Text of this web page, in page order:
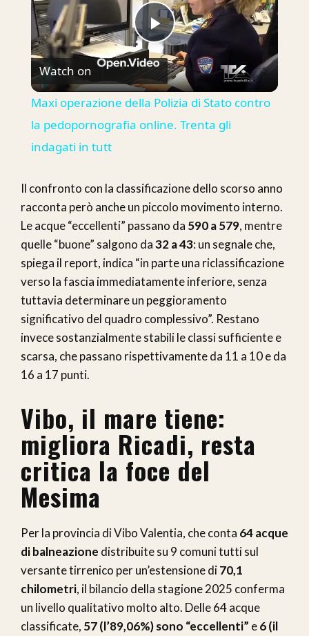
Play
Video
Watch on
Maxi operazione della Polizia di Stato contro
la pedopornografia online. Trenta gli
indagati in tutt
Il confronto con la classificazione dello scorso anno
racconta però anche un piccolo movimento interno.
Le acque “eccellenti” passano da 590 a 579, mentre
quelle “buone” salgono da32 a 43: un segnale che,
spiega il report, indica “in parte una riclassificazione
verso la fascia immediatamente inferiore, senza
tuttavia determinare un peggioramento
significativo del quadro complessivo”. Restano
invece sostanzialmente stabili le classi sufficiente e
scarsa, che passano rispettivamente da 11 a 10 e da
16 a 17 punti.
Vibo, il mare tiene:
migliora Ricadi, resta
critica la foce del
Mesima
Per la provincia di Vibo Valentia, che conta 64 acque
di balneazione distribuite su 9 comuni tutti sul
versante tirrenico per un’estensione di70,1
chilometri, il bilancio della stagione 2025 conferma
un livello qualitativo molto alto. Delle 64 acque
classificate, 57 (l’89,06%) sono “eccellenti” e6 (il